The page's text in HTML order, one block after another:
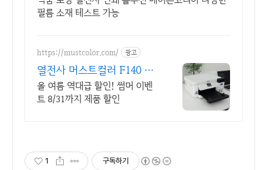
필름 소재 테스트 가능
https://mustcolor.com/ 광고
열전사 머스트컬러 F140 할
인 기획전
올 여름 역대급 할인! 썸머 이벤
트 8/31까지 제품 할인
1 구독하기